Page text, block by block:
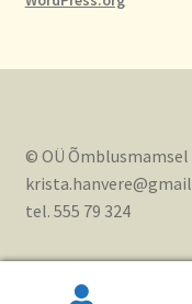
© OÜ Õmblusmamsel
tel. 555 79 324